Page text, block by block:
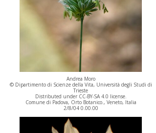
Andrea Moro
© Dipartimento di Scienze della Vita, Università degli Studi di
Trieste
Distributed under CC-BY-SA 4.0 license.
Comune di Padova, Orto Botanico., Veneto, Italia
2/8/04 0.00.00